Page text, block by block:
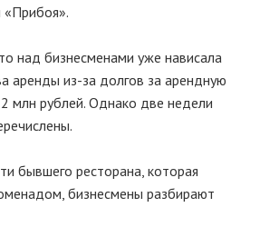
«Прибоя».
над бизнесменами уже нависала
аренды из-за долгов за арендную
млн рублей. Однако две недели
бывшего ресторана, которая
бизнесмены разбирают